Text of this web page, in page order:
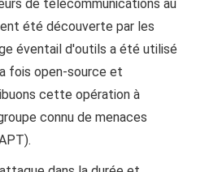
de télécommunications au
été découverte par les
éventail d'outils a été utilisé
fois open-source et
cette opération à
connu de menaces